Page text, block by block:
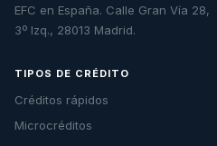
EFC en España. Calle Gran Vía 28,
3º Izq., 28013 Madrid.
TIPOS DE CRÉDITO
Créditos rápidos
Microcréditos